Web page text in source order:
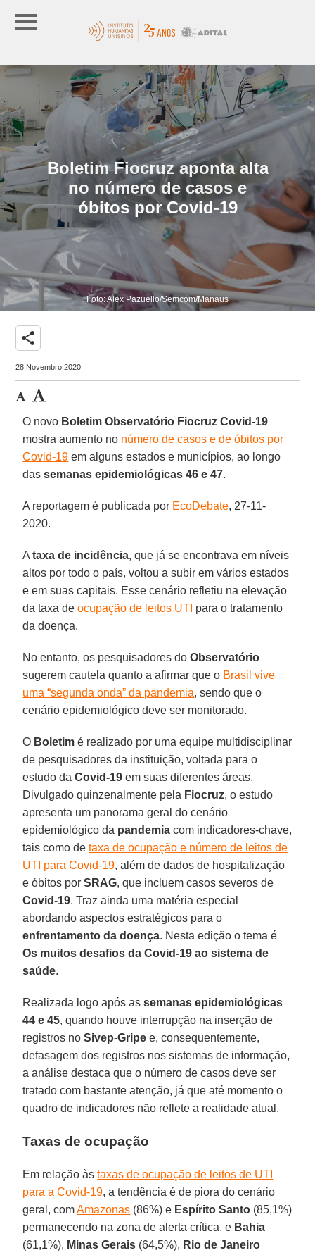
Boletim Fiocruz aponta alta
no número de casos e
óbitos por Covid-19
Foto: Alex Pazuello/Semcom/Manaus
share
28 Novembro 2020
O novo Boletim Observatório Fiocruz Covid-19
mostra aumento no número de casos e de óbitos por
Covid-19 em alguns estados e municípios, ao longo
dassemanas epidemiológicas 46 e 47.
A reportagem é publicada por EcoDebate, 27-11-
2020.
Ataxa de incidência, que já se encontrava em níveis
altos por todo o país, voltou a subir em vários estados
e em suas capitais. Esse cenário refletiu na elevação
da taxa deocupação de leitos UTI para o tratamento
da doença.
No entanto, os pesquisadores doObservatório
sugerem cautela quanto a afirmar que o Brasil vive
uma “segunda onda” da pandemia, sendo que o
cenário epidemiológico deve ser monitorado.
O Boletim é realizado por uma equipe multidisciplinar
de pesquisadores da instituição, voltada para o
estudo daCovid-19 em suas diferentes áreas.
Divulgado quinzenalmente pela Fiocruz, o estudo
apresenta um panorama geral do cenário
epidemiológico da pandemia com indicadores-chave,
tais como detaxa de ocupação e número de leitos de
UTI para Covid-19, além de dados de hospitalização
e óbitos porSRAG, que incluem casos severos de
Covid-19. Traz ainda uma matéria especial
abordando aspectos estratégicos para o
enfrentamento da doença. Nesta edição o tema é
Os muitos desafios da Covid-19 ao sistema de
saúde.
Realizada logo após assemanas epidemiológicas
44 e 45, quando houve interrupção na inserção de
registros noSivep-Gripe e, consequentemente,
defasagem dos registros nos sistemas de informação,
a análise destaca que o número de casos deve ser
tratado com bastante atenção, já que até momento o
quadro de indicadores não reflete a realidade atual.
Taxas de ocupação
Em relação àstaxas de ocupação de leitos de UTI
para a Covid-19, a tendência é de piora do cenário
geral, comAmazonas (86%) e Espírito Santo (85,1%)
permanecendo na zona de alerta crítica, e Bahia
(61,1%), Minas Gerais (64,5%), Rio de Janeiro